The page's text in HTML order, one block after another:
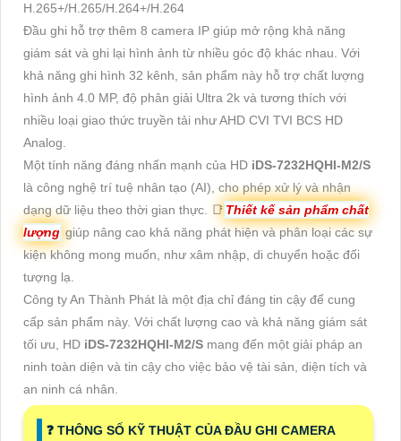
H.265+/H.265/H.264+/H.264
Đầu ghi hỗ trợ thêm 8 camera IP giúp mở rộng khả năng
giám sát và ghi lại hình ảnh từ nhiều góc độ khác nhau. Với
khả năng ghi hình 32 kênh, sản phẩm này hỗ trợ chất lượng
hình ảnh 4.0 MP, độ phân giải Ultra 2k và tương thích với
nhiều loại giao thức truyền tải như AHD CVI TVI BCS HD
Analog.
Một tính năng đáng nhấn mạnh của HD iDS-7232HQHI-M2/S
là công nghệ trí tuệ nhân tạo (AI), cho phép xử lý và nhận
dạng dữ liệu theo thời gian thực. 📑 Thiết kế sản phẩm chất
lượng giúp nâng cao khả năng phát hiện và phân loại các sự
kiện không mong muốn, như xâm nhập, di chuyển hoặc đối
tượng lạ.
Công ty An Thành Phát là một địa chỉ đáng tin cậy để cung
cấp sản phẩm này. Với chất lượng cao và khả năng giám sát
tối ưu, HD iDS-7232HQHI-M2/S mang đến một giải pháp an
ninh toàn diện và tin cậy cho việc bảo vệ tài sản, diện tích và
an ninh cá nhân.
️❓ THÔNG SỐ KỸ THUẬT CỦA ĐẦU GHI CAMERA